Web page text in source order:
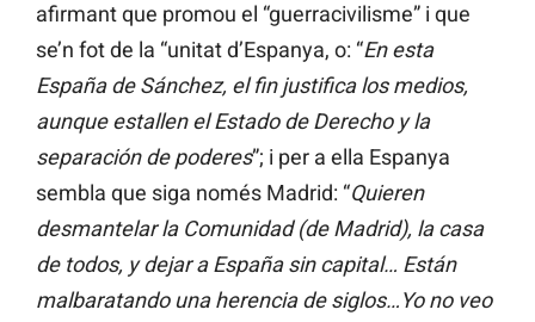
afirmant que promou el “guerracivilisme” i que
se’n fot de la “unitat d’Espanya, o: “En esta
España de Sánchez, el fin justifica los medios,
aunque estallen el Estado de Derecho y la
separación de poderes”; i per a ella Espanya
sembla que siga només Madrid: “Quieren
desmantelar la Comunidad (de Madrid), la casa
de todos, y dejar a España sin capital… Están
malbaratando una herencia de siglos…Yo no veo